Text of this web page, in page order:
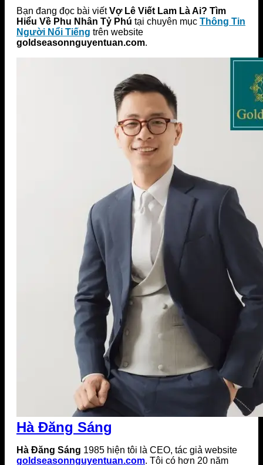
Bạn đang đọc bài viếtVợ Lê Viết Lam Là Ai? Tìm
Hiểu Về Phu Nhân Tỷ Phú tại chuyên mục Thông Tin
Người Nổi Tiếng trên website
goldseasonnguyentuan.com.
Hà Đăng Sáng
Hà Đăng Sáng 1985 hiện tôi là CEO, tác giả website
goldseasonnguyentuan.com. Tôi có hơn 20 năm